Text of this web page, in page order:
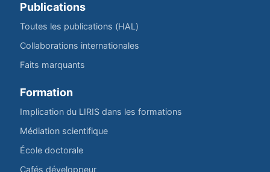
Publications
Toutes les publications (HAL)
Collaborations internationales
Faits marquants
Formation
Implication du LIRIS dans les formations
Médiation scientifique
École doctorale
Cafés développeur